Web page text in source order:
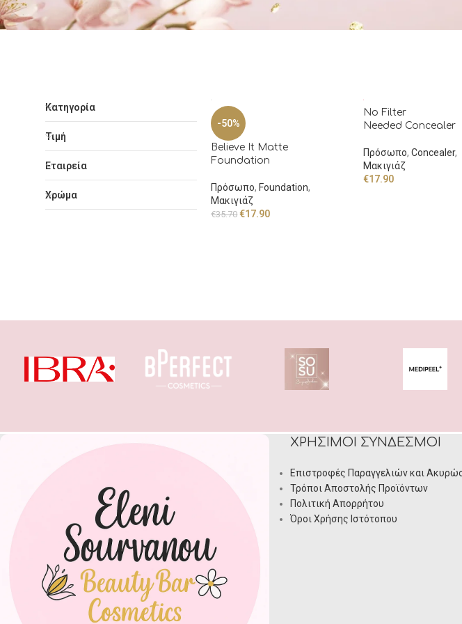
Κατηγορία
Τιμή
Εταιρεία
Χρώμα
-50%
Believe It Matte
Foundation
Πρόσωπο, Foundation,
Μακιγιάζ
€35.70 €17.90
No Filter
Needed Concealer
Πρόσωπο, Concealer,
Μακιγιάζ
€17.90
ΧΡΉΣΙΜΟΙ ΣΎΝΔΕΣΜΟΙ
Επιστροφές Παραγγελιών και
Τρόποι Αποστολής Προϊόντων
Πολιτική Απορρήτου
Όροι Χρήσης Ιστότοπου